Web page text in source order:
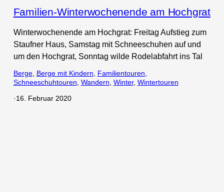
Familien-Winterwochenende am Hochgrat
Winterwochenende am Hochgrat: Freitag Aufstieg zum
Staufner Haus, Samstag mit Schneeschuhen auf und
um den Hochgrat, Sonntag wilde Rodelabfahrt ins Tal
Berge, Berge mit Kindern Familientouren
Schneeschuhtouren Wandern Winter, Wintertouren
·16. Februar 2020